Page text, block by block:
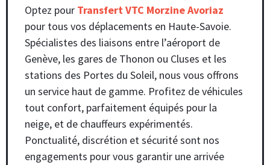
Optez pour Transfert VTC Morzine Avoriaz
pour tous vos déplacements en Haute-Savoie.
Spécialistes des liaisons entre l’aéroport de
Genève, les gares de Thonon ou Cluses et les
stations des Portes du Soleil, nous vous offrons
un service haut de gamme. Profitez de véhicules
tout confort, parfaitement équipés pour la
neige, et de chauffeurs expérimentés.
Ponctualité, discrétion et sécurité sont nos
engagements pour vous garantir une arrivée